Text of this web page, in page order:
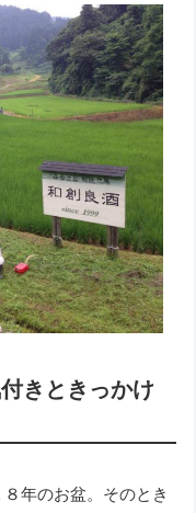
きときっかけ
年のお盆。そのとき